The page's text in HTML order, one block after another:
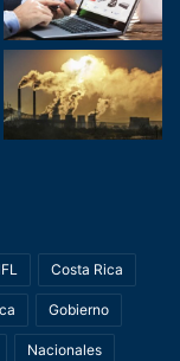
Costa Rica
Gobierno
Nacionales